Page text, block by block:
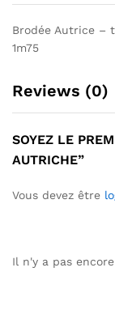
Brodée Autrice –
1m75
Reviews (0)
SOYEZ LE
AUTRICHE”
Vous devez être
Il n'y a pas